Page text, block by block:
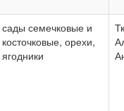
сады семечковые и
косточковые, орехи,
ягодники